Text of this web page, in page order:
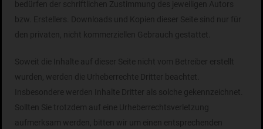
bedürfen der schriftlichen Zustimmung des jeweiligen Autors
bzw. Erstellers. Downloads und Kopien dieser Seite sind nur für
den privaten, nicht kommerziellen Gebrauch gestattet.
Soweit die Inhalte auf dieser Seite nicht vom Betreiber erstellt
wurden, werden die Urheberrechte Dritter beachtet.
Insbesondere werden Inhalte Dritter als solche gekennzeichnet.
Sollten Sie trotzdem auf eine Urheberrechtsverletzung
aufmerksam werden, bitten wir um einen entsprechenden